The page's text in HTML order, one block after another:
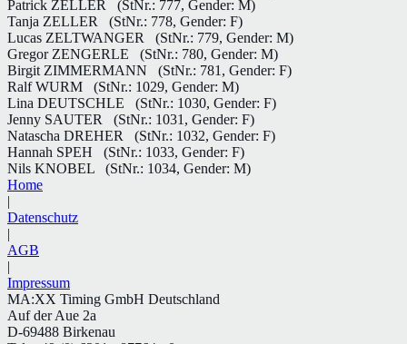
Patrick ZELLER
(StNr.: 777, Gender: M)
Tanja ZELLER
(StNr.: 778, Gender: F)
Lucas ZELTWANGER
(StNr.: 779, Gender: M)
Gregor ZENGERLE
(StNr.: 780, Gender: M)
Birgit ZIMMERMANN
(StNr.: 781, Gender: F)
Ralf WURM
(StNr.: 1029, Gender: M)
Lina DEUTSCHLE
(StNr.: 1030, Gender: F)
Jenny SAUTER
(StNr.: 1031, Gender: F)
Natascha DREHER
(StNr.: 1032, Gender: F)
Hannah SPEH
(StNr.: 1033, Gender: F)
Nils KNOBEL
(StNr.: 1034, Gender: M)
Home
|
Datenschutz
|
AGB
|
Impressum
MA:XX Timing GmbH Deutschland
Auf der Aue 2a
D-69488 Birkenau